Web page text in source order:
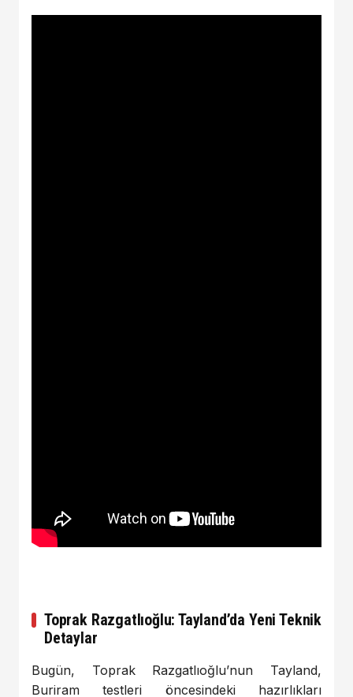
Toprak Razgatlıoğlu: Tayland’da Yeni Teknik
Detaylar
Bugün, Toprak Razgatlıoğlu’nun Tayland,
Buriram testleri öncesindeki hazırlıkları